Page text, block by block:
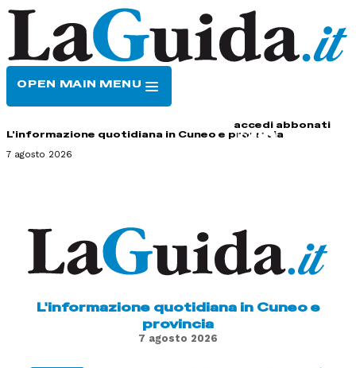
OPEN MAIN MENU
accedi abbonati
L'informazione quotidiana in Cuneo e provincia
7 agosto 2026
L'informazione quotidiana in Cuneo e
provincia
7 agosto 2026